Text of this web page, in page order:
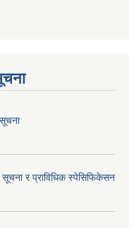
सूचना र प्राविधिक स्पेसिफिकेसन